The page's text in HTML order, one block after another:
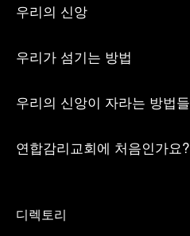
우리의 신앙
우리가 섬기는 방법
우리의 신앙이 자라는 방법들
연합감리교회에 처음인가요?
디렉토리